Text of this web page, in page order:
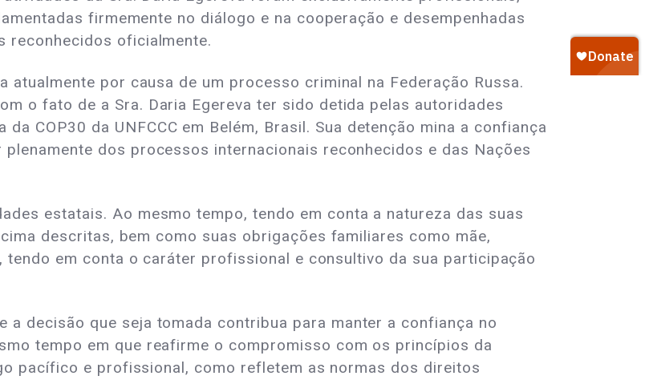
firmemente no diálogo e na cooperação e desempenhadas
reconhecidos oficialmente.
atualmente por causa de um processo criminal na Federação Russa.
o fato de a Sra. Daria Egereva ter sido detida pelas autoridades
COP30 da UNFCCC em Belém, Brasil. Sua detenção mina a confiança
dos processos internacionais reconhecidos e das Nações
estatais. Ao mesmo tempo, tendo em conta a natureza das suas
descritas, bem como suas obrigações familiares como mãe,
em conta o caráter profissional e consultivo da sua participação
a decisão que seja tomada contribua para manter a confiança no
tempo em que reafirme o compromisso com os princípios da
pacífico e profissional, como refletem as normas dos direitos